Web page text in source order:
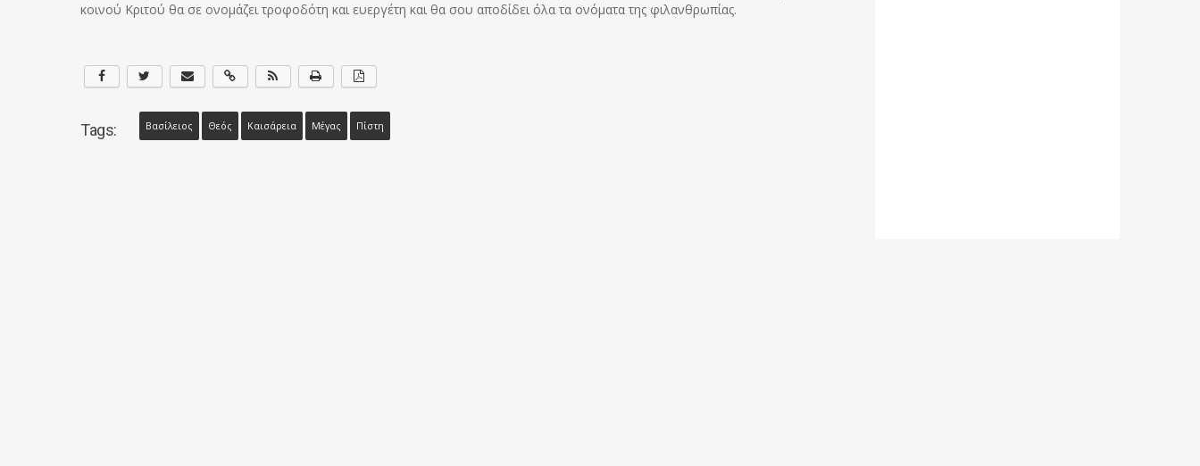
κοινού Κριτού θα σε ονομάζει τροφοδότη και ευεργέτη και θα σου αποδίδει όλα τα ονόματα της φιλανθρωπίας.
Tags: Βασίλειος Θεός Καισάρεια Μέγας Πίστη